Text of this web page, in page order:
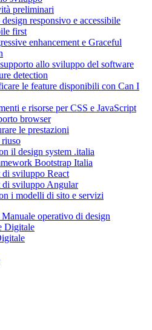
preliminari
responsivo e accessibile
first
enhancement e Graceful
allo sviluppo del software
detection
le feature disponibili con Can I
e risorse per CSS e JavaScript
browser
le prestazioni
il design system .italia
Bootstrap Italia
sviluppo React
sviluppo Angular
i modelli di sito e servizi
operativo di design